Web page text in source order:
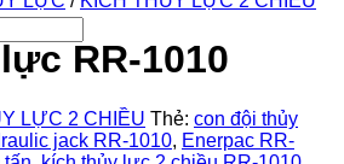
RR-1010
LỰC 2 CHIỀU Thẻ: con đội thủy
jack RR-1010, Enerpac RR-